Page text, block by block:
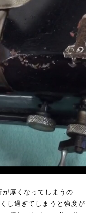
厚くなってしまうの
し過ぎてしまうと強度が